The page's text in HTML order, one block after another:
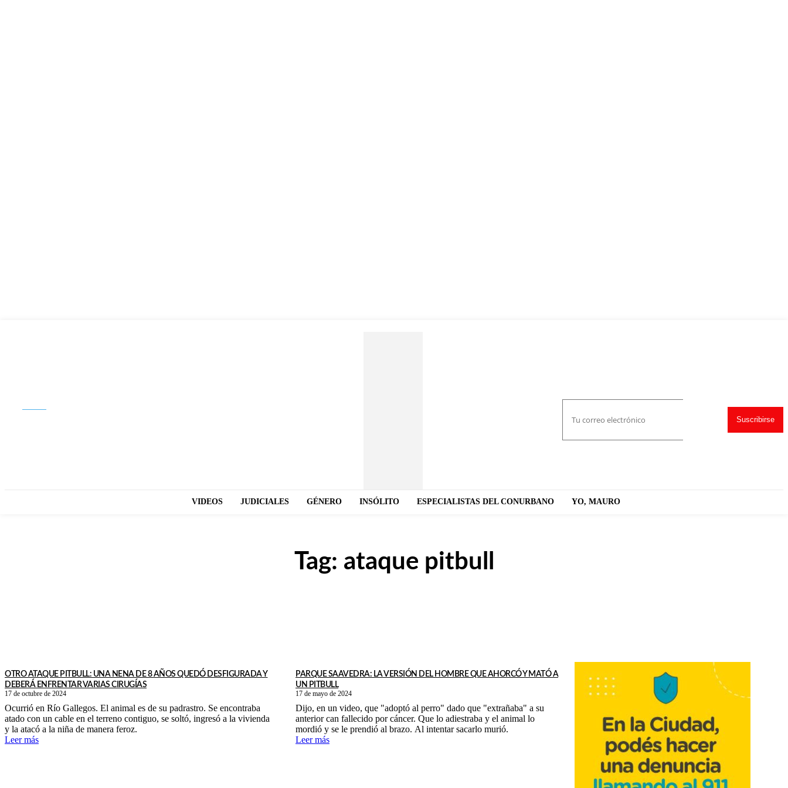
Suscribirse
VIDEOS JUDICIALES GÉNERO INSÓLITO ESPECIALISTAS DEL CONURBANO YO, MAURO
Tag: ataque pitbull
OTRO ATAQUE PITBULL: UNA NENA DE 8 AÑOS QUEDÓ DESFIGURADA Y
DEBERÁ ENFRENTAR VARIAS CIRUGÍAS
17 de octubre de 2024
Ocurrió en Río Gallegos. El animal es de su padrastro. Se encontraba
atado con un cable en el terreno contiguo, se soltó, ingresó a la vivienda
y la atacó a la niña de manera feroz.
Leer más
PARQUE SAAVEDRA: LA VERSIÓN DEL HOMBRE QUE AHORCÓ Y MATÓ A
UN PITBULL
17 de mayo de 2024
Dijo, en un video, que "adoptó al perro" dado que "extrañaba" a su
anterior can fallecido por cáncer. Que lo adiestraba y el animal lo
mordió y se le prendió al brazo. Al intentar sacarlo murió.
Leer más